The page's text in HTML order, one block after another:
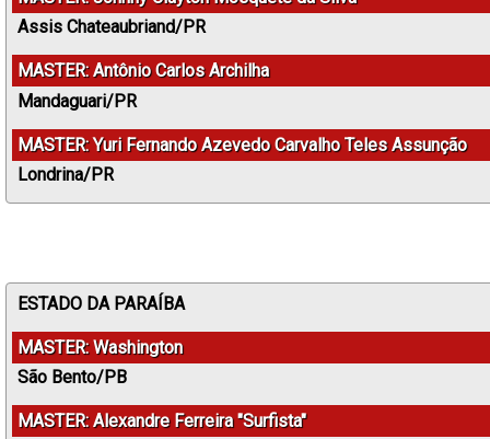
Assis Chateaubriand/PR
MASTER: Antônio Carlos Archilha
Mandaguari/PR
MASTER: Yuri Fernando Azevedo Carvalho Teles Assunção
Londrina/PR
ESTADO DA PARAÍBA
MASTER: Washington
São Bento/PB
MASTER: Alexandre Ferreira "Surfista"